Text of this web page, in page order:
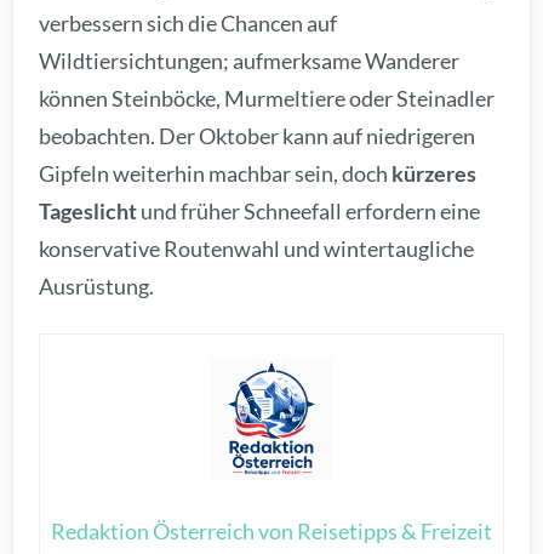
verbessern sich die Chancen auf
Wildtiersichtungen; aufmerksame Wanderer
können Steinböcke, Murmeltiere oder Steinadler
beobachten. Der Oktober kann auf niedrigeren
Gipfeln weiterhin machbar sein, doch kürzeres
Tageslichtund früher Schneefall erfordern eine
konservative Routenwahl und wintertaugliche
Ausrüstung.
Redaktion Österreich von Reisetipps & Freizeit